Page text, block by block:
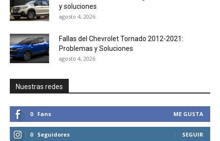
y soluciones
agosto 4, 2026
Fallas del Chevrolet Tornado 2012-2021:
Problemas y Soluciones
agosto 4, 2026
Nuestras redes
0 Fans ME GUSTA
0 Seguidores SEGUIR